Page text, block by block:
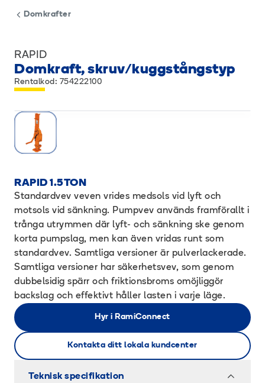
Domkrafter
RAPID
Domkraft, skruv/kuggstångstyp
Rentalkod: 754222100
RAPID 1.5TON
Standardvev veven vrides medsols vid lyft och
motsols vid sänkning. Pumpvev används framförallt i
trånga utrymmen där lyft- och sänkning ske genom
korta pumpslag, men kan även vridas runt som
standardvev. Samtliga versioner är pulverlackerade.
Samtliga versioner har säkerhetsvev, som genom
dubbelsidig spärr och friktionsbroms omöjliggör
backslag och effektivt håller lasten i varje läge.
Hyr i RamiConnect
Kontakta ditt lokala kundcenter
Teknisk specifikation